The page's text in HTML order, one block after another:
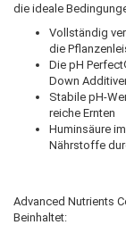
die ideale
Vollständig
die
Die pH
Down
Stabile pH-
reiche Ernten
Huminsäure
Nährstoffe
Advanced Nutrients
Beinhaltet: